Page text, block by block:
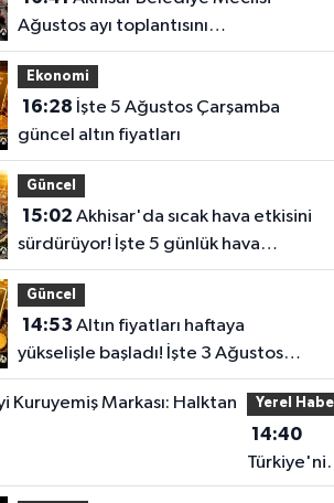
Ağustos ayı toplantısını
gerçekleştirdi
Ekonomi
16:28
güncel altın fiyatları
Güncel
15:02
sürdürüyor! İşte 5 günlük hava
durumu
Güncel
14:53
yükselişle başladı! İşte 3 Ağustos
güncel fiyatlar
Yerel
14:40
En İyi